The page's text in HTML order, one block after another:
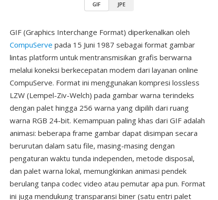
GIF JPE
GIF (Graphics Interchange Format) diperkenalkan oleh
CompuServe pada 15 Juni 1987 sebagai format gambar
lintas platform untuk mentransmisikan grafis berwarna
melalui koneksi berkecepatan modem dari layanan online
CompuServe. Format ini menggunakan kompresi lossless
LZW (Lempel-Ziv-Welch) pada gambar warna terindeks
dengan palet hingga 256 warna yang dipilih dari ruang
warna RGB 24-bit. Kemampuan paling khas dari GIF adalah
animasi: beberapa frame gambar dapat disimpan secara
berurutan dalam satu file, masing-masing dengan
pengaturan waktu tunda independen, metode disposal,
dan palet warna lokal, memungkinkan animasi pendek
berulang tanpa codec video atau pemutar apa pun. Format
ini juga mendukung transparansi biner (satu entri palet